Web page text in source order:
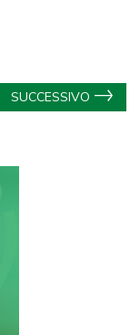
SUCCESSIVO